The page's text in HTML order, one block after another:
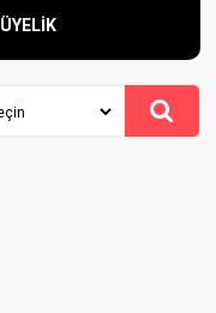
ÜYELİK